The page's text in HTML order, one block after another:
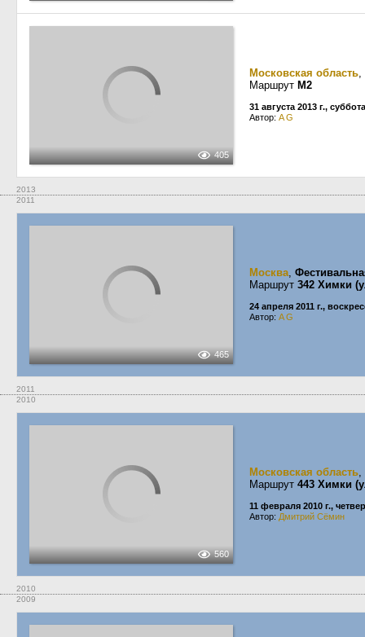
405
Московская область,
Маршрут М2
31 августа 2013 г., суббота
Автор: A G
2013
2011
465
Москва,
Маршрут 342 Химки
24 апреля 2011 г.,
Автор: A G
2011
2010
560
Московская область,
Маршрут 443 Химки
11 февраля 2010 г.,
Автор: Дмитрий Сёмин
2010
2009